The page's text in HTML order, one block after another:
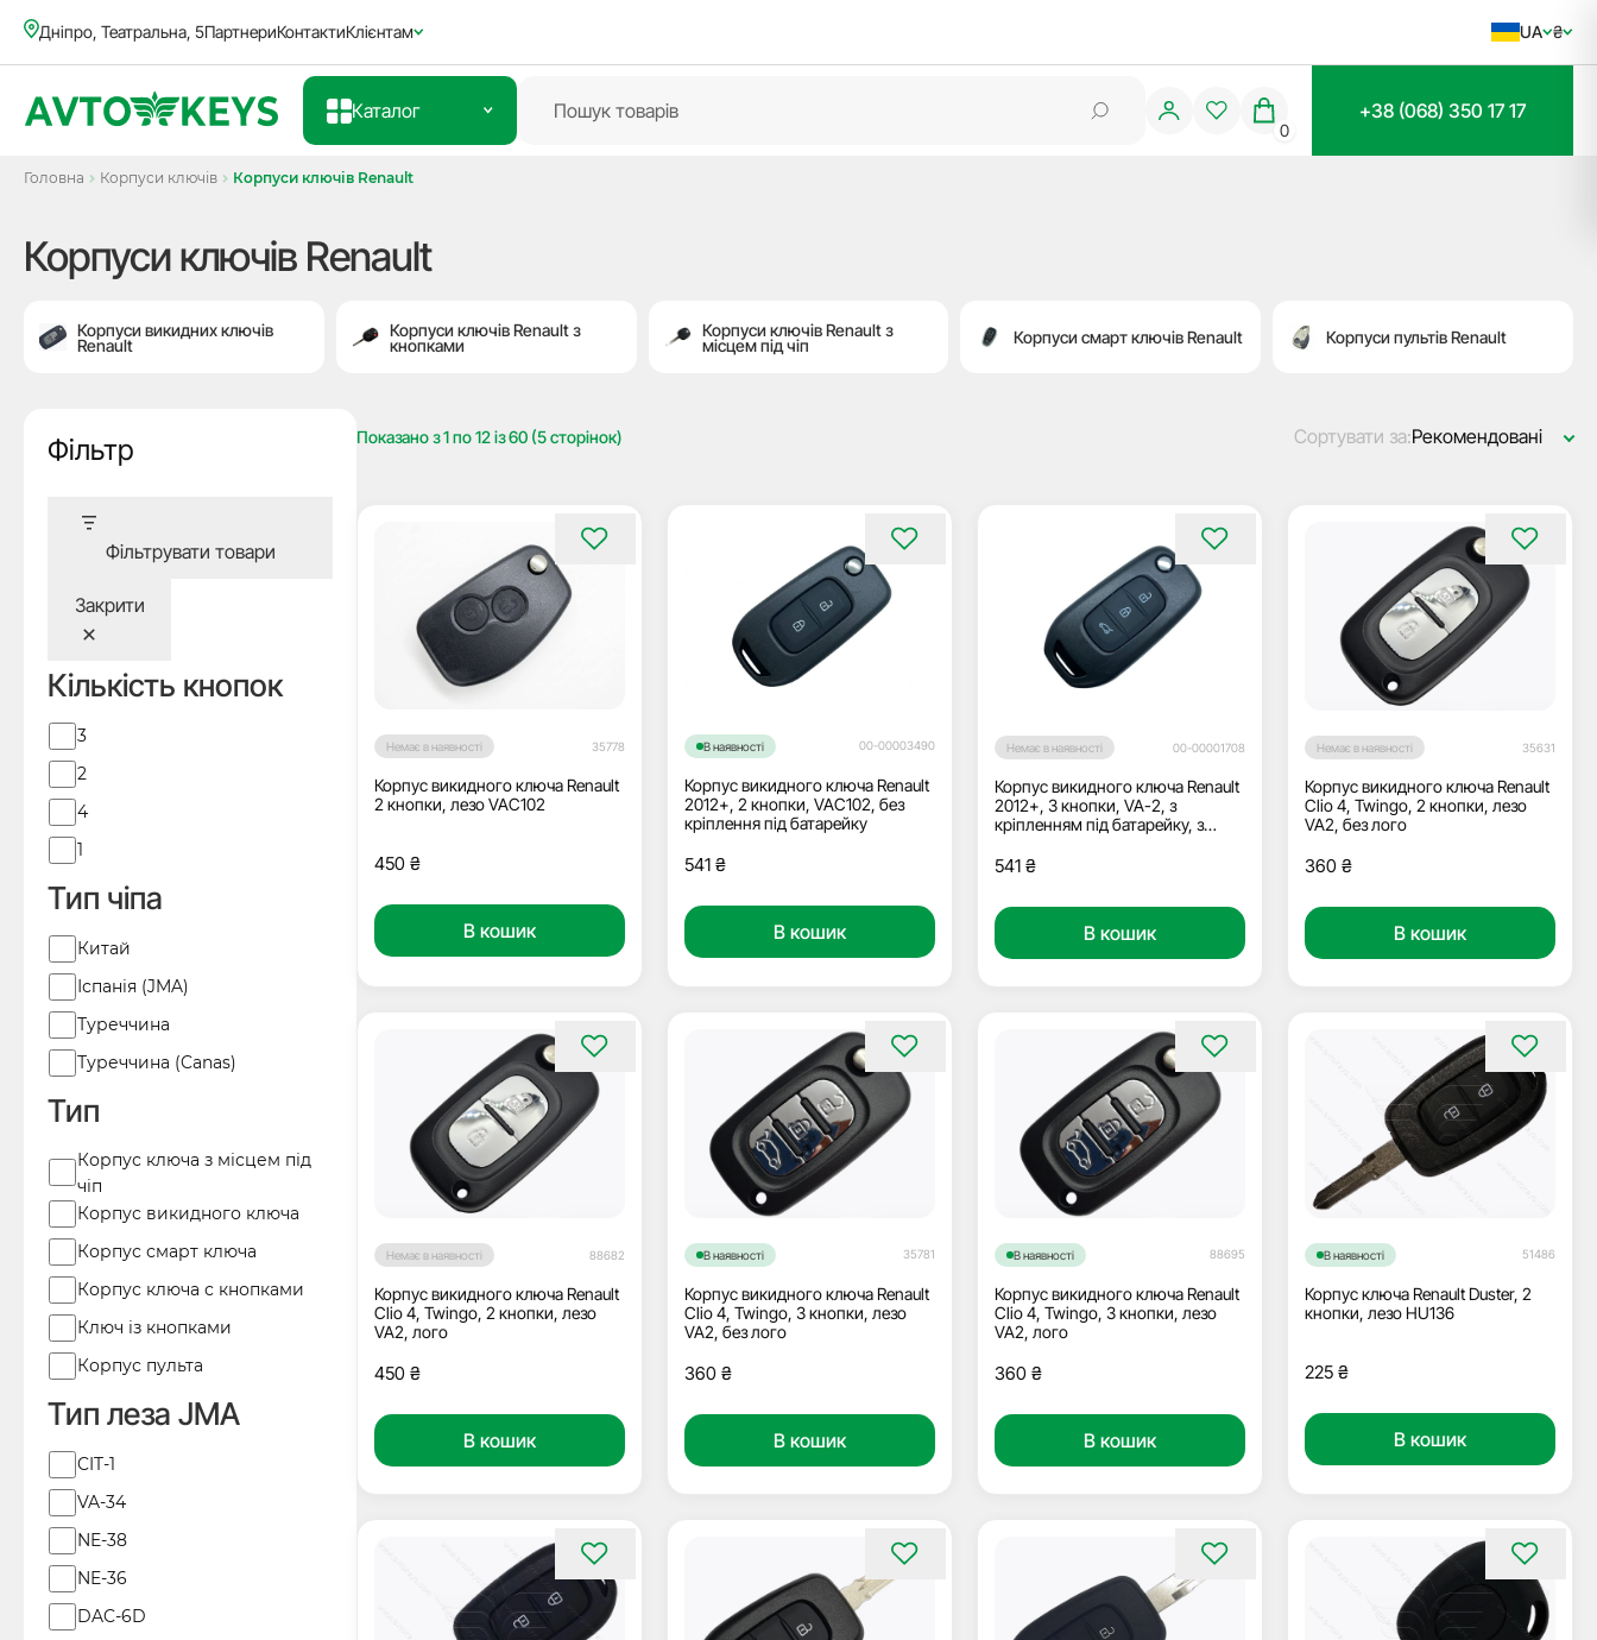
Дніпро, Театральна, 5ПартнериКонтактиКлієнтам UA ₴
Каталог
0
+38 (068) 350 17 17
Головна Корпуси ключів Корпуси ключів Renault
Корпуси ключів Renault
Корпуси викидних ключів
Renault
Корпуси ключів Renault з
кнопками
Корпуси ключів Renault з
місцем під чіп Корпуси смарт ключів Renault Корпуси пультів Renault
Фільтр
Фільтрувати товари
Закрити
Кількість кнопок
Кількість
кнопок
3
2
4
1
Тип чіпа
Виробник
Китай
Іспанія (JMA)
Туреччина
Туреччина (Canas)
Тип
ТипКорпус ключа з місцем під
чіп
Корпус викидного ключа
Корпус смарт ключа
Корпус ключа с кнопками
Ключ із кнопками
Корпус пульта
Тип леза JMA
Тип
леза
JMA
CIT-1
VA-34
NE-38
NE-36
DAC-6D
Показано з1по12із60 (5 сторінок) Сортувати за:Рекомендовані
Немає в наявності 35778
Корпус викидного ключа Renault
2 кнопки, лезо VAC102
450 ₴
В кошик
В наявності 00-00003490
Корпус викидного ключа Renault
2012+, 2 кнопки, VAC102, без
кріплення під батарейку
541 ₴
В кошик
Немає в наявності 00-00001708
Корпус викидного ключа Renault
2012+, 3 кнопки, VA-2, з
кріпленням під батарейку, з
541 ₴
В кошик
Немає в наявності 35631
Корпус викидного ключа Renault
Clio 4, Twingo, 2 кнопки, лезо
VA2, без лого
360 ₴
В кошик
Немає в наявності 88682
Корпус викидного ключа Renault
Clio 4, Twingo, 2 кнопки, лезо
VA2, лого
450 ₴
В кошик
В наявності 35781
Корпус викидного ключа Renault
Clio 4, Twingo, 3 кнопки, лезо
VA2, без лого
360 ₴
В кошик
В наявності 88695
Корпус викидного ключа Renault
Clio 4, Twingo, 3 кнопки, лезо
VA2, лого
360 ₴
В кошик
В наявності 51486
Корпус ключа Renault Duster, 2
кнопки, лезо HU136
225 ₴
В кошик